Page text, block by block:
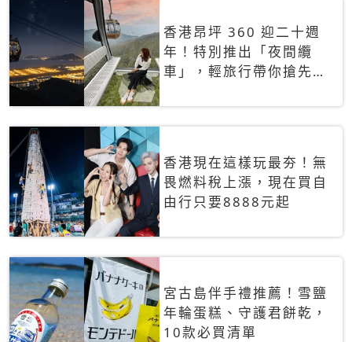
香港昂坪 360 迎二十週
年！特別推出「夜間纜
車」，輕旅行帶你搶先揭
香港現在這樣玩最夯！無
畏燃料稅上漲，現在買自
由行只要8888元起
宮古島伴手禮推薦！雪鹽
年輪蛋糕、守護君餅乾，
10款必買清單